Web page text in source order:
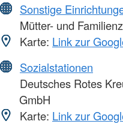
Sonstige
Mütter- und
Karte: Link zur
Sozialstationen
Deutsches Rotes
GmbH
Karte: Link zur